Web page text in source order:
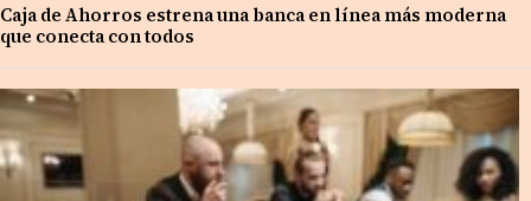
Caja de Ahorros estrena una banca en línea más moderna
que conecta con todos